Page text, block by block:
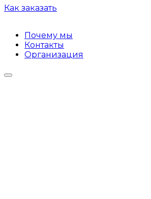
Как заказать
Почему мы
Контакты
Организация